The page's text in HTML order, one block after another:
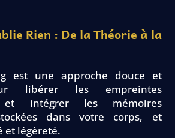
Rien : De la Théorie à la
est une approche douce et
libérer les empreintes
et intégrer les mémoires
dans votre corps, et
et légèreté.